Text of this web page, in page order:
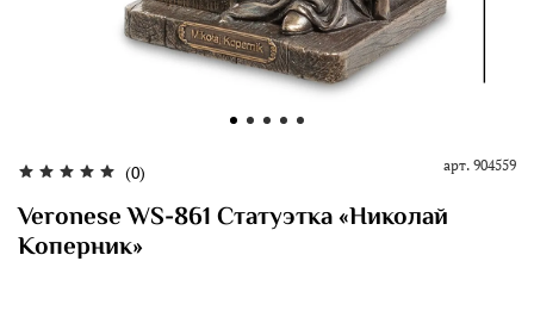
(0) арт. 904559
Veronese WS-861 Статуэтка «Николай
Коперник»